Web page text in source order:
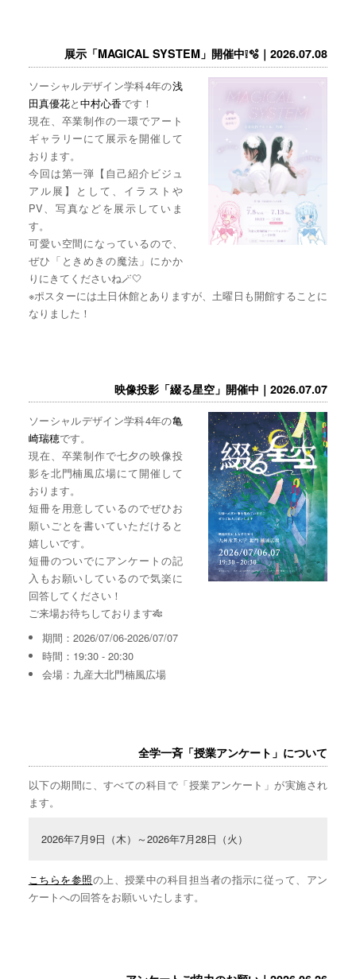
展示「MAGICAL SYSTEM」開催中❕🫧｜2026.07.08
ソーシャルデザイン学科4年の浅
田真優花と中村心香です！
現在、卒業制作の一環でアート
ギャラリーにて展示を開催して
おります。
今回は第一弾【自己紹介ビジュ
アル展】として、イラストや
PV、写真などを展示していま
す。
可愛い空間になっているので、
ぜひ「ときめきの魔法」にかか
りにきてくださいね🪄🤍
※ポスターには土日休館とありますが、土曜日も開館することに
なりました！
映像投影「綴る星空」開催中｜2026.07.07
ソーシャルデザイン学科4年の亀
崎瑞穂です。
現在、卒業制作で七夕の映像投
影を北門楠風広場にて開催して
おります。
短冊を用意しているのでぜひお
願いごとを書いていただけると
嬉しいです。
短冊のついでにアンケートの記
入もお願いしているので気楽に
回答してください！
ご来場お待ちしております🎋
期間：2026/07/06-2026/07/07
時間：19:30 - 20:30
会場：九産大北門楠風広場
全学一斉「授業アンケート」について
以下の期間に、すべての科目で「授業アンケート」が実施され
ます。
2026年7月9日（木）～2026年7月28日（火）
こちらを参照の上、授業中の科目担当者の指示に従って、アン
ケートへの回答をお願いいたします。